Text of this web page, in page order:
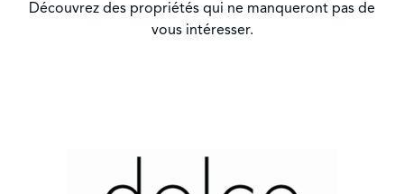
Découvrez des propriétés qui ne manqueront pas de
vous intéresser.